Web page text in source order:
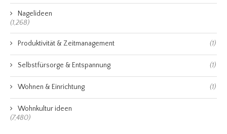
Nagelideen
(1,268)
Produktivität & Zeitmanagement (1)
Selbstfürsorge & Entspannung (1)
Wohnen & Einrichtung (1)
Wohnkultur ideen
(7,480)